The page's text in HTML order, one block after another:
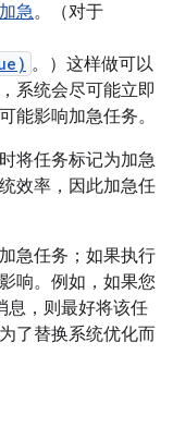
急。（对于
。）这样做可以
系统会尽可能立即
能影响加急任务。
将任务标记为加急
效率，因此加急任
急任务；如果执行
响。例如，如果您
息，则最好将该任
了替换系统优化而